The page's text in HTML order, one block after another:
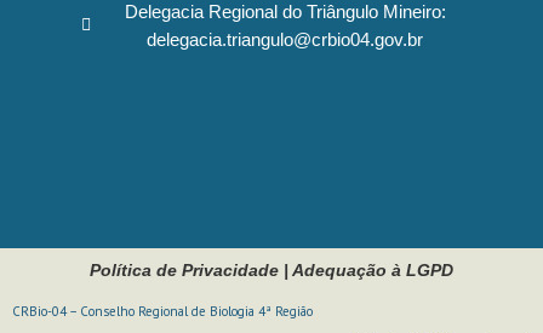
Delegacia Regional do Triângulo Mineiro:
delegacia.triangulo@crbio04.gov.br
Política de Privacidade Adequação à LGPD
CRBio-04 – Conselho Regional de Biologia 4ª Região